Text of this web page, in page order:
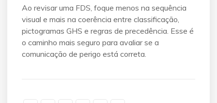
Ao revisar uma FDS, foque menos na sequência
visual e mais na coerência entre classificação,
pictogramas GHS e regras de precedência. Esse é
o caminho mais seguro para avaliar se a
comunicação de perigo está correta.